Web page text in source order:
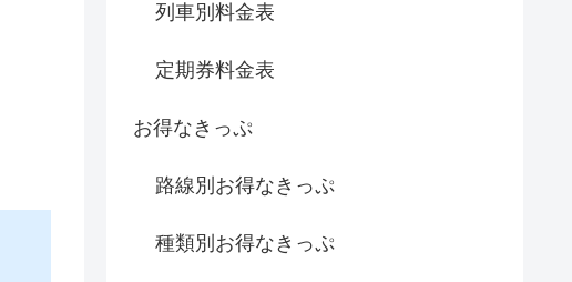
列車別料金表
定期券料金表
お得なきっぷ
路線別お得なきっぷ
種類別お得なきっぷ